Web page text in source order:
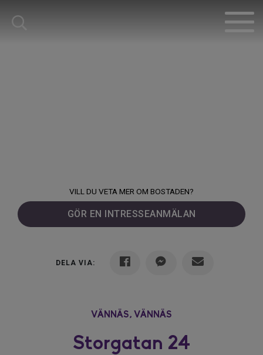
VILL DU VETA MER OM BOSTADEN?
GÖR EN INTRESSEANMÄLAN
DELA VIA:
VÄNNÄS, VÄNNÄS
Storgatan 24